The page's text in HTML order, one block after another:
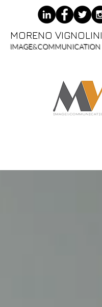
MORENO VIGNOLINI
IMAGE&COMMUNICATION